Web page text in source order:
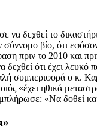
να δεχθεί το
σύννομο βίο, ότι
πριν το 2010 και
δεχθεί ότι έχει
συμπεριφορά ο κ.
«έχει ηθικά
«Να δοθεί